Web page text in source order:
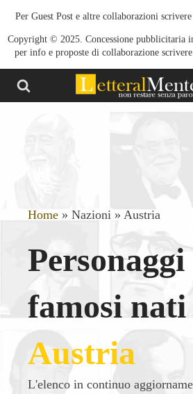
Per Guest Post e altre collaborazioni scrivere
Copyright © 2025. Concessione pubblicitaria
per info e proposte di collaborazione
Home » Nazioni » Austria
Personaggi
famosi
Austria
L'elenco in continuo